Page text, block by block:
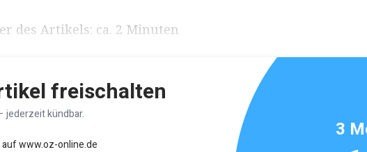
des Artikels: ca. 2 Minuten
freischalten
jederzeit kündbar.
www.oz-online.de
3